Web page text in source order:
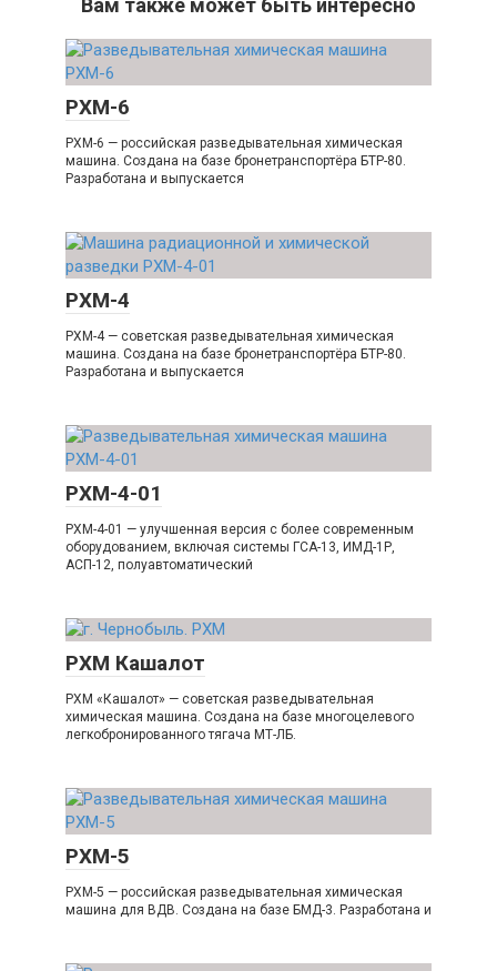
Вам также может быть интересно
РХМ-6
РХМ-6 — российская разведывательная химическая
машина. Создана на базе бронетранспортёра БТР-80.
Разработана и выпускается
РХМ-4
РХМ-4 — советская разведывательная химическая
машина. Создана на базе бронетранспортёра БТР-80.
Разработана и выпускается
РХМ-4-01
РХМ-4-01 — улучшенная версия с более современным
оборудованием, включая системы ГСА-13, ИМД-1Р,
АСП-12, полуавтоматический
РХМ Кашалот
РХМ «Кашалот» — советская разведывательная
химическая машина. Создана на базе многоцелевого
легкобронированного тягача МТ-ЛБ.
РХМ-5
РХМ-5 — российская разведывательная химическая
машина для ВДВ. Создана на базе БМД-3. Разработана и